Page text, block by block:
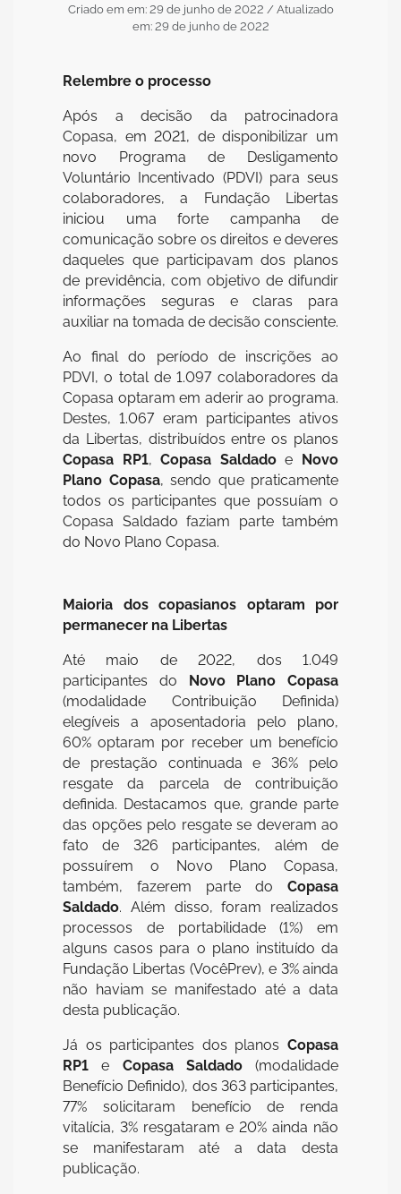
Criado em em: 29 de junho de 2022 / Atualizado
em: 29 de junho de 2022
Relembre o processo
Após a decisão da patrocinadora
Copasa, em 2021, de disponibilizar um
novo Programa de Desligamento
Voluntário Incentivado (PDVI) para seus
colaboradores, a Fundação Libertas
iniciou uma forte campanha de
comunicação sobre os direitos e deveres
daqueles que participavam dos planos
de previdência, com objetivo de difundir
informações seguras e claras para
auxiliar na tomada de decisão consciente.
Ao final do período de inscrições ao
PDVI, o total de 1.097 colaboradores da
Copasa optaram em aderir ao programa.
Destes, 1.067 eram participantes ativos
da Libertas, distribuídos entre os planos
Copasa RP1,Copasa Saldadoe Novo
Plano Copasa, sendo que praticamente
todos os participantes que possuíam o
Copasa Saldado faziam parte também
do Novo Plano Copasa.
Maioria dos copasianos optaram por
permanecer na Libertas
Até maio de 2022, dos 1.049
participantes do Novo Plano Copasa
(modalidade Contribuição Definida)
elegíveis a aposentadoria pelo plano,
60% optaram por receber um benefício
de prestação continuada e 36% pelo
resgate da parcela de contribuição
definida. Destacamos que, grande parte
das opções pelo resgate se deveram ao
fato de 326 participantes, além de
possuírem o Novo Plano Copasa,
também, fazerem parte do Copasa
Saldado. Além disso, foram realizados
processos de portabilidade (1%) em
alguns casos para o plano instituído da
Fundação Libertas (VocêPrev), e 3% ainda
não haviam se manifestado até a data
desta publicação.
Já os participantes dos planos Copasa
RP1 e Copasa Saldado (modalidade
Benefício Definido), dos 363 participantes,
77% solicitaram benefício de renda
vitalícia, 3% resgataram e 20% ainda não
se manifestaram até a data desta
publicação.